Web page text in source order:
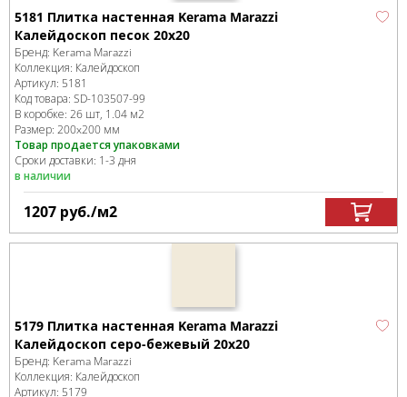
5181 Плитка настенная Kerama Marazzi
Калейдоскоп песок 20x20
Бренд: Kerama Marazzi
Коллекция: Калейдоскоп
Артикул: 5181
Код товара: SD-103507-99
В коробке: 26 шт, 1.04 м2
Размер: 200x200 мм
Товар продается упаковками
Сроки доставки: 1-3 дня
в наличии
1207 руб./м2
5179 Плитка настенная Kerama Marazzi
Калейдоскоп серо-бежевый 20х20
Бренд: Kerama Marazzi
Коллекция: Калейдоскоп
Артикул: 5179